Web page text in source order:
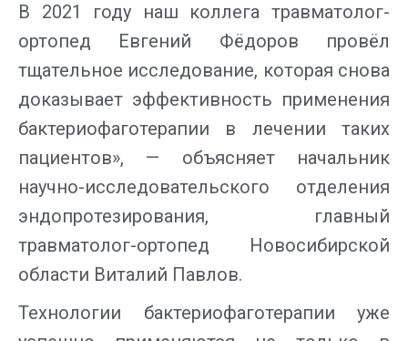
В 2021 году наш коллега травматолог-
ортопед Евгений Фёдоров провёл
тщательное исследование, которая снова
доказывает эффективность применения
бактериофаготерапии в лечении таких
пациентов», — объясняет начальник
научно-исследовательского отделения
эндопротезирования, главный
травматолог-ортопед Новосибирской
области Виталий Павлов.
Технологии бактериофаготерапии уже